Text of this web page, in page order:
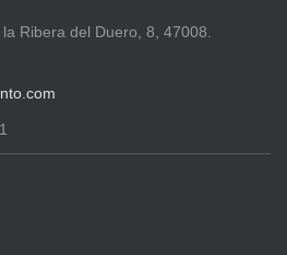
Ribera del Duero, 8, 47008.